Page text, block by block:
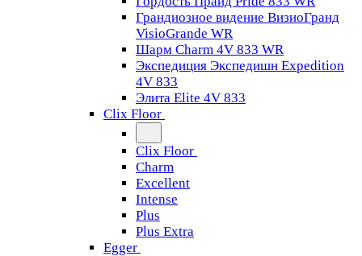
Грандиозное видение ВизиоГранд
VisioGrande WR
Шарм Charm 4V 833 WR
Экспедиция Экспедишн Expedition
4V 833
Элита Elite 4V 833
Clix Floor
Clix Floor
Charm
Excellent
Intense
Plus
Plus Extra
Egger